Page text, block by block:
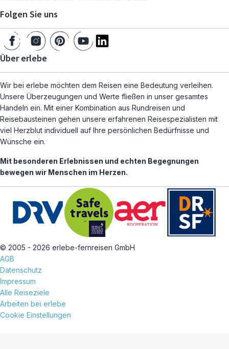
Folgen Sie uns
Über erlebe
Wir bei erlebe möchten dem Reisen eine Bedeutung verleihen.
Unsere Überzeugungen und Werte fließen in unser gesamtes
Handeln ein. Mit einer Kombination aus Rundreisen und
Reisebausteinen gehen unsere erfahrenen Reisespezialisten mit
viel Herzblut individuell auf Ihre persönlichen Bedürfnisse und
Wünsche ein.
Mit besonderen Erlebnissen und echten Begegnungen
bewegen wir Menschen im Herzen.
© 2005 - 2026 erlebe-fernreisen GmbH
AGB
Datenschutz
Impressum
Alle Reiseziele
Arbeiten bei erlebe
Cookie Einstellungen